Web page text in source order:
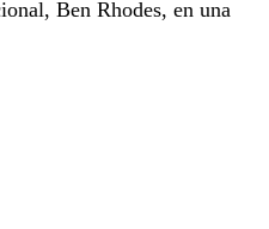
Ben Rhodes, en una